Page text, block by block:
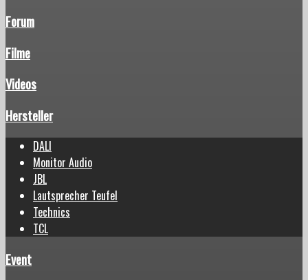
Forum
Filme
Videos
Hersteller
DALI
Monitor Audio
JBL
Lautsprecher Teufel
Technics
TCL
Event